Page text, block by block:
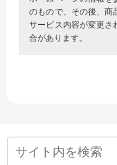
のもので、その後、商
サービス内容が変更さ
合があります。